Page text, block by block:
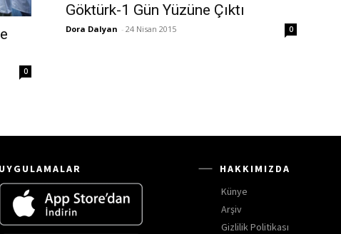
0
Göktürk-1 Gün Yüzüne Çıktı
Dora Dalyan - 24 Nisan 2015 0
UYGULAMALAR
HAKKIMIZDA
Künye
Arşiv
Gizlilik Politikası